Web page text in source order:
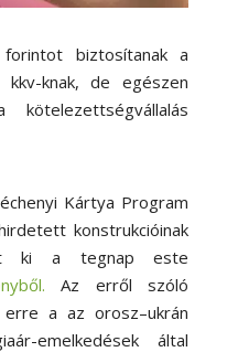
biztosítanak a
knak, de egészen
Kártya Program
konstrukcióinak
ki a tegnap este
Az erről szóló
a az orosz–ukrán
emelkedések által